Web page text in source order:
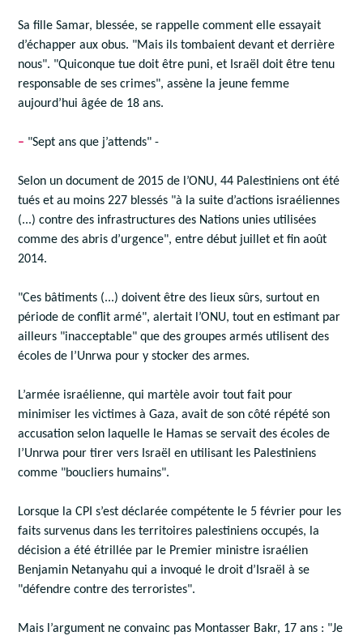
Sa fille Samar, blessée, se rappelle comment elle essayait
d’échapper aux obus. "Mais ils tombaient devant et derrière
nous". "Quiconque tue doit être puni, et Israël doit être tenu
responsable de ses crimes", assène la jeune femme
aujourd’hui âgée de 18 ans.
– "Sept ans que j’attends" -
Selon un document de 2015 de l’ONU, 44 Palestiniens ont été
tués et au moins 227 blessés "à la suite d’actions israéliennes
(...) contre des infrastructures des Nations unies utilisées
comme des abris d’urgence", entre début juillet et fin août
2014.
"Ces bâtiments (...) doivent être des lieux sûrs, surtout en
période de conflit armé", alertait l’ONU, tout en estimant par
ailleurs "inacceptable" que des groupes armés utilisent des
écoles de l’Unrwa pour y stocker des armes.
L’armée israélienne, qui martèle avoir tout fait pour
minimiser les victimes à Gaza, avait de son côté répété son
accusation selon laquelle le Hamas se servait des écoles de
l’Unrwa pour tirer vers Israël en utilisant les Palestiniens
comme "boucliers humains".
Lorsque la CPI s’est déclarée compétente le 5 février pour les
faits survenus dans les territoires palestiniens occupés, la
décision a été étrillée par le Premier ministre israélien
Benjamin Netanyahu qui a invoqué le droit d’Israël à se
"défendre contre des terroristes".
Mais l’argument ne convainc pas Montasser Bakr, 17 ans : "Je